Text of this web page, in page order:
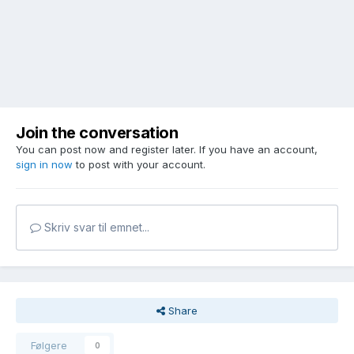
Join the conversation
You can post now and register later. If you have an account,
sign in now to post with your account.
Skriv svar til emnet...
Share
Følgere 0